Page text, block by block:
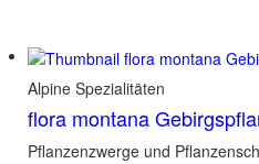
Alpine Spezialitäten
flora montana
Pflanzenzwerge und